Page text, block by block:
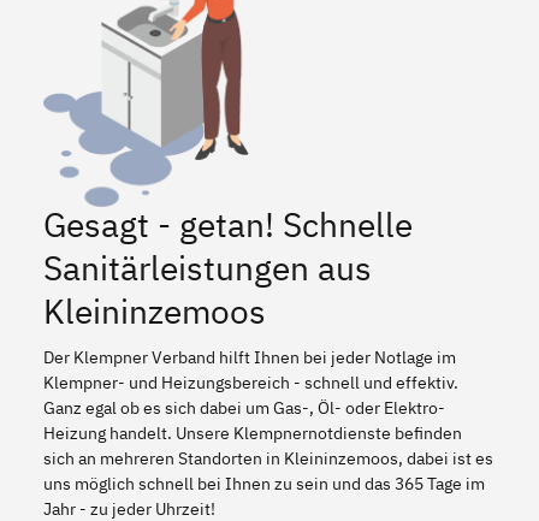
Gesagt - getan! Schnelle
Sanitärleistungen aus
Kleininzemoos
Der Klempner Verband hilft Ihnen bei jeder Notlage im
Klempner- und Heizungsbereich - schnell und effektiv.
Ganz egal ob es sich dabei um Gas-, Öl- oder Elektro-
Heizung handelt. Unsere Klempnernotdienste befinden
sich an mehreren Standorten in Kleininzemoos, dabei ist es
uns möglich schnell bei Ihnen zu sein und das 365 Tage im
Jahr - zu jeder Uhrzeit!